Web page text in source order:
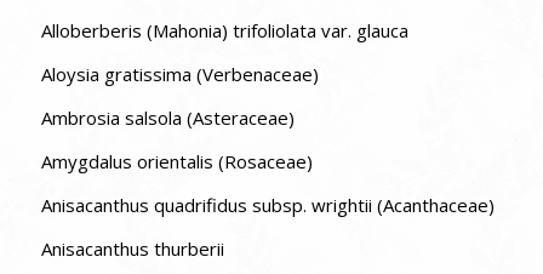
Alloberberis (Mahonia) trifoliolata var. glauca
Aloysia gratissima (Verbenaceae)
Ambrosia salsola (Asteraceae)
Amygdalus orientalis (Rosaceae)
Anisacanthus quadrifidus subsp. wrightii (Acanthaceae)
Anisacanthus thurberii